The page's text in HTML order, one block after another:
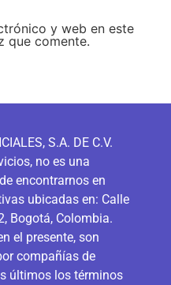
y web en este
que comente.
S.A. DE C.V.
no es una
encontrarnos en
ubicadas en: Calle
Bogotá, Colombia.
el presente, son
compañías de
últimos los términos